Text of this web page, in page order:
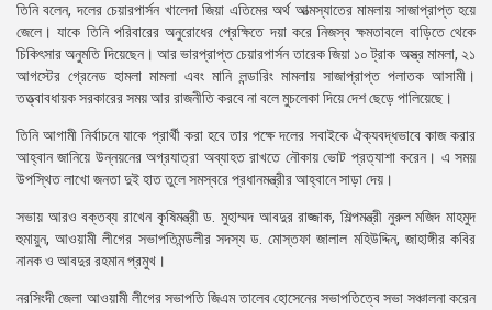
তিনি বলেন, দলের চেয়ারপার্সন খালেদা জিয়া এতিমের অর্থ আত্মস্যাতের মামলায় সাজাপ্রাপ্ত হয়ে
জেলে। যাকে তিনি পরিবারের অনুরোধের প্রেক্ষিতে দয়া করে নিজস্ব ক্ষমতাবলে বাড়িতে থেকে
চিকিৎসার অনুমতি দিয়েছেন। আর ভারপ্রাপ্ত চেয়ারপার্সন তারেক জিয়া ১০ ট্রাক অস্ত্র মামলা, ২১
আগস্টের গ্রেনেড হামলা মামলা এবং মানি লন্ডারিং মামলায় সাজাপ্রাপ্ত পলাতক আসামী।
তত্ত্বাবধায়ক সরকারের সময় আর রাজনীতি করবে না বলে মুচলেকা দিয়ে দেশ ছেড়ে পালিয়েছে।
তিনি আগামী নির্বাচনে যাকে প্রার্থী করা হবে তার পক্ষে দলের সবাইকে ঐক্যবদ্ধভাবে কাজ করার
আহ্বান জানিয়ে উন্নয়নের অগ্রযাত্রা অব্যাহত রাখতে নৌকায় ভোট প্রত্যাশা করেন। এ সময়
উপস্থিত লাখো জনতা দুই হাত তুলে সমস্বরে প্রধানমন্ত্রীর আহ্বানে সাড়া দেয়।
সভায় আরও বক্তব্য রাখেন কৃষিমন্ত্রী ড. মুহাম্মদ আবদুর রাজ্জাক, শিল্পমন্ত্রী নুরুল মজিদ মাহমুদ
হুমায়ুন, আওয়ামী লীগের সভাপতিমন্ডলীর সদস্য ড. মোস্তফা জালাল মহিউদ্দিন, জাহাঙ্গীর কবির
নানক ও আবদুর রহমান প্রমুখ।
নরসিংদী জেলা আওয়ামী লীগের সভাপতি জিএম তালেব হোসেনের সভাপতিত্বে সভা সঞ্চালনা করেন